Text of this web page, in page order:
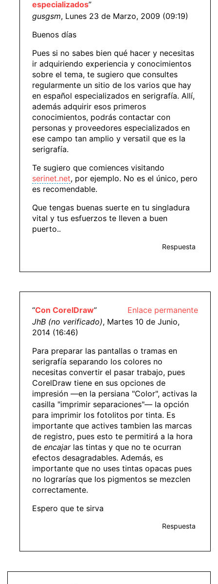
especializados”
gusgsm, Lunes 23 de Marzo, 2009 (09:19)
Buenos días
Pues si no sabes bien qué hacer y necesitas
ir adquiriendo experiencia y conocimientos
sobre el tema, te sugiero que consultes
regularmente un sitio de los varios que hay
en español especializados en serigrafía. Allí,
además adquirir esos primeros
conocimientos, podrás contactar con
personas y proveedores especializados en
ese campo tan amplio y versatil que es la
serigrafía.
Te sugiero que comiences visitando
serinet.net, por ejemplo. No es el único, pero
es recomendable.
Que tengas buenas suerte en tu singladura
vital y tus esfuerzos te lleven a buen
puerto..
Respuesta
Enlace permanente
“Con CorelDraw”
JhB (no verificado), Martes 10 de Junio,
2014 (16:46)
Para preparar las pantallas o tramas en
serigrafía separando los colores no
necesitas convertir el pasar trabajo, pues
CorelDraw tiene en sus opciones de
impresión —en la persiana "Color", activas la
casilla "imprimir separaciones"— la opción
para imprimir los fotolitos por tinta. Es
importante que actives tambien las marcas
de registro, pues esto te permitirá a la hora
de encajarlas tintas y que no te ocurran
efectos desagradables. Además, es
importante que no uses tintas opacas pues
no lograrías que los pigmentos se mezclen
correctamente.
Espero que te sirva
Respuesta